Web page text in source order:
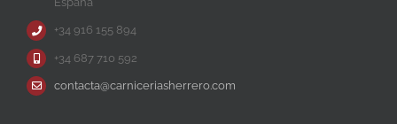
+34 916 155 894
+34 687 710 592
contacta@carniceriasherrero.com